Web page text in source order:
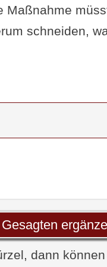
Maßnahme
schneiden,
dann